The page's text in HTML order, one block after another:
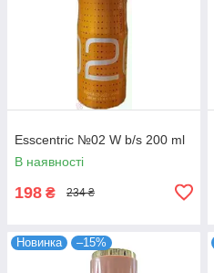
Esscentric №02 W b/s 200 ml
В наявності
198 ₴ 234 ₴
Новинка –15%